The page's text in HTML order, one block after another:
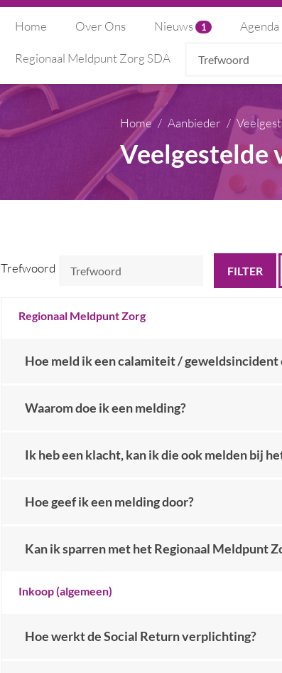
Home Over Ons Nieuws 1 Agenda
Regionaal Meldpunt Zorg SDA Trefwoord
Home Aanbieder
Veelgestelde
Trefwoord
Regionaal Meldpunt Zorg
Hoe meld ik een calamiteit / geweldsincident
Waarom doe ik een melding?
Ik heb een klacht, kan ik die ook melden bij
Hoe geef ik een melding door?
Kan ik sparren met het Regionaal Meldpunt
Inkoop (algemeen)
Hoe werkt de Social Return verplichting?